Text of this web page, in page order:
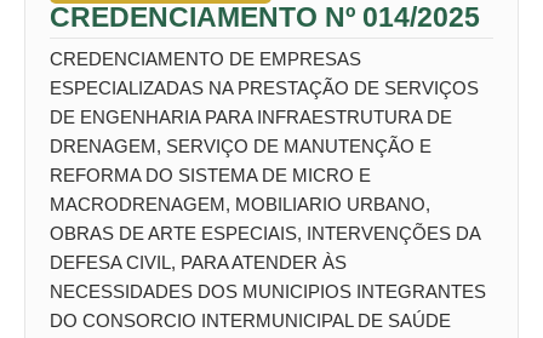
CREDENCIAMENTO Nº 014/2025
CREDENCIAMENTO DE EMPRESAS
ESPECIALIZADAS NA PRESTAÇÃO DE SERVIÇOS
DE ENGENHARIA PARA INFRAESTRUTURA DE
DRENAGEM, SERVIÇO DE MANUTENÇÃO E
REFORMA DO SISTEMA DE MICRO E
MACRODRENAGEM, MOBILIARIO URBANO,
OBRAS DE ARTE ESPECIAIS, INTERVENÇÕES DA
DEFESA CIVIL, PARA ATENDER ÀS
NECESSIDADES DOS MUNICIPIOS INTEGRANTES
DO CONSORCIO INTERMUNICIPAL DE SAÚDE